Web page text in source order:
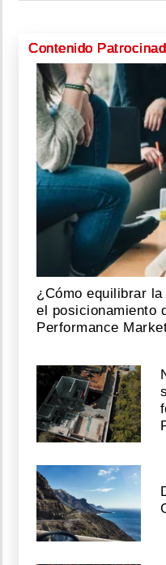
Contenido
¿Cómo equilibrar
el posicionamiento
Performance